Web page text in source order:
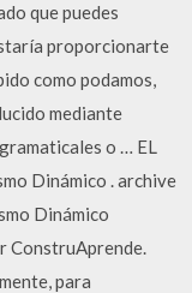
que puedes
proporcionarte
como podamos,
mediante
o … EL
Dinámico . archive
Dinámico
ConstruAprende.
para